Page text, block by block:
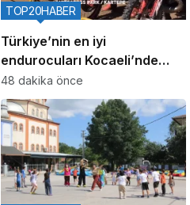
Türkiye’nin en iyi
endurocuları Kocaeli’nde
buluşuyor
TOP20HABER
48 dakika önce